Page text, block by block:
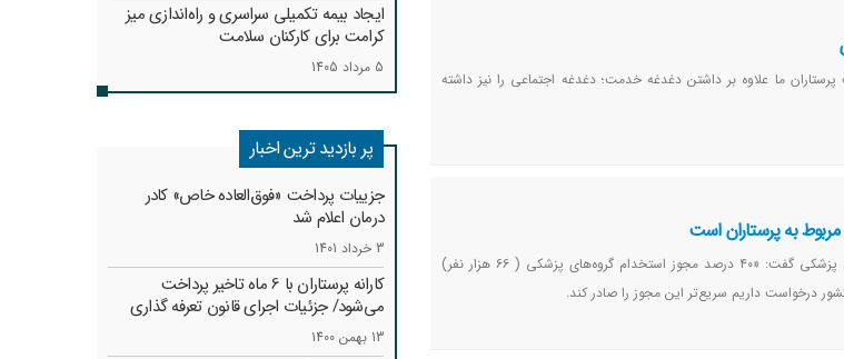
ما علاوه بر داشتن دغدغه خدمت؛ دغدغه اجتماعی را نیز داشته
معاون پرستاری وزارت بهداشت، درمان و آموزش پزشکی گفت: «۴۰ درصد مجوز استخدام گروه‌های پزشکی ( ۶۶ هزار نفر)
درخواست داریم سریع‌تر این مجوز را صادر کند.
ایجاد بیمه تکمیلی سراسری و راه‌اندازی میز
کرامت برای کارکنان سلامت
5 مرداد 1405
پر بازدید ترین اخبار
جزییات پرداخت «فوق‌العاده خاص» کادر
درمان اعلام شد
3 خرداد 1401
کارانه‌ پرستاران با 6 ماه تاخیر پرداخت
می‌شود/ جزئیات اجرای قانون تعرفه گذاری
13 بهمن 1400